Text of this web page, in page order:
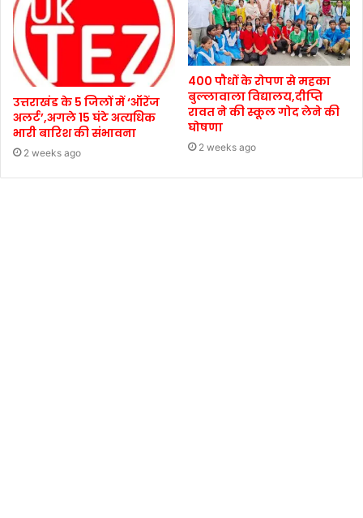
उत्तराखंड के 5 जिलों में ‘ऑरेंज
अलर्ट’,अगले 15 घंटे अत्यधिक
भारी बारिश की संभावना
2 weeks ago
400 पौधों के रोपण से महका
बुल्लावाला विद्यालय,दीप्ति
रावत ने की स्कूल गोद लेने की
घोषणा
2 weeks ago